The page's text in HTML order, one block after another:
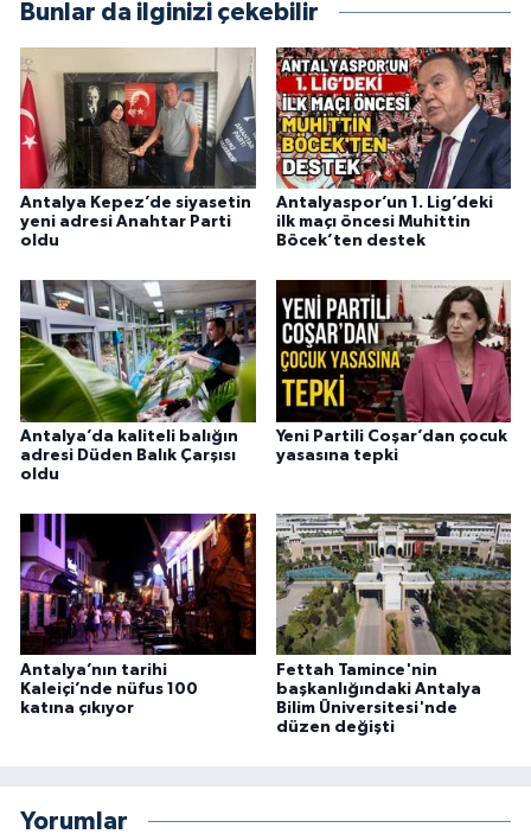
Bunlar da ilginizi çekebilir
Antalya Kepez’de siyasetin
yeni adresi Anahtar Parti
oldu
Antalyaspor’un 1. Lig’deki
ilk maçı öncesi Muhittin
Böcek’ten destek
Antalya’da kaliteli balığın
adresi Düden Balık Çarşısı
oldu
Yeni Partili Coşar’dan çocuk
yasasına tepki
Antalya’nın tarihi
Kaleiçi’nde nüfus 100
katına çıkıyor
Fettah Tamince'nin
başkanlığındaki Antalya
Bilim Üniversitesi'nde
düzen değişti
Yorumlar